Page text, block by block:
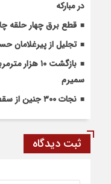
در مبارکه
قطع برق چهار حلقه
تجلیل از پیرغلامان
بازگشت ۱۰
سمیرم
نجات ۳۰۰ جنین از سقط عمدی در کاشان
ثبت دیدگاه